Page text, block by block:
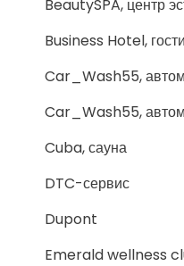
BeautySPA, центр
Business Hotel,
Car_Wash55,
Car_Wash55,
Cuba, сауна
DTC-сервис
Dupont
Emerald wellness